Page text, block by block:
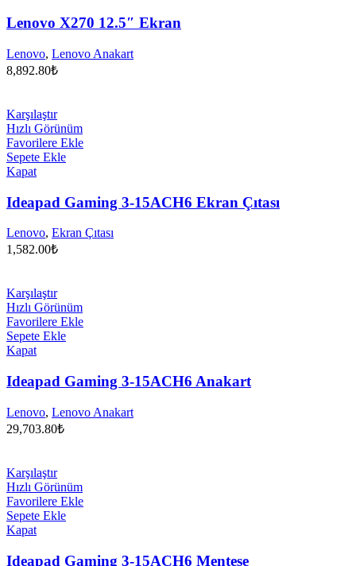
Lenovo X270 12.5″ Ekran
Lenovo, Lenovo Anakart
8,892.80₺
Karşılaştır
Hızlı Görünüm
Favorilere Ekle
Sepete Ekle
Kapat
Ideapad Gaming 3-15ACH6 Ekran Çıtası
Lenovo, Ekran Çıtası
1,582.00₺
Karşılaştır
Hızlı Görünüm
Favorilere Ekle
Sepete Ekle
Kapat
Ideapad Gaming 3-15ACH6 Anakart
Lenovo, Lenovo Anakart
29,703.80₺
Karşılaştır
Hızlı Görünüm
Favorilere Ekle
Sepete Ekle
Kapat
Ideapad Gaming 3-15ACH6 Menteşe